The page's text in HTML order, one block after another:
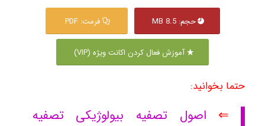
حجم: 8.5 MB فرمت: PDF
آموزش فعال کردن اکانت ویژه (VIP)
حتما بخوانید:
⇐ اصول تصفیه بیولوژیکی تصفیه